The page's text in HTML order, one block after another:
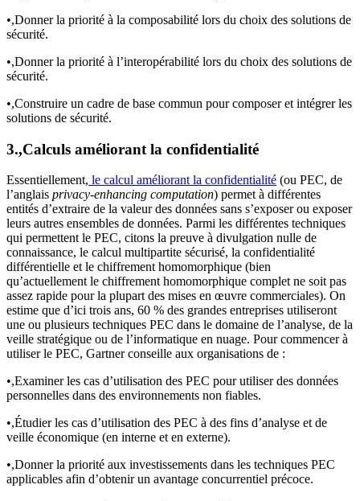
•,Donner la priorité à la composabilité lors du choix des solutions de
sécurité.
•,Donner la priorité à l’interopérabilité lors du choix des solutions de
sécurité.
•,Construire un cadre de base commun pour composer et intégrer les
solutions de sécurité.
3.,Calculs améliorant la confidentialité
Essentiellement, le calcul améliorant la confidentialité (ou PEC, de
l’anglais privacy-enhancing computation) permet à différentes
entités d’extraire de la valeur des données sans s’exposer ou exposer
leurs autres ensembles de données. Parmi les différentes techniques
qui permettent le PEC, citons la preuve à divulgation nulle de
connaissance, le calcul multipartite sécurisé, la confidentialité
différentielle et le chiffrement homomorphique (bien
qu’actuellement le chiffrement homomorphique complet ne soit pas
assez rapide pour la plupart des mises en œuvre commerciales). On
estime que d’ici trois ans, 60 % des grandes entreprises utiliseront
une ou plusieurs techniques PEC dans le domaine de l’analyse, de la
veille stratégique ou de l’informatique en nuage. Pour commencer à
utiliser le PEC, Gartner conseille aux organisations de :
•,Examiner les cas d’utilisation des PEC pour utiliser des données
personnelles dans des environnements non fiables.
•,Étudier les cas d’utilisation des PEC à des fins d’analyse et de
veille économique (en interne et en externe).
•,Donner la priorité aux investissements dans les techniques PEC
applicables afin d’obtenir un avantage concurrentiel précoce.